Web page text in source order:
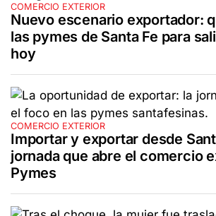
COMERCIO EXTERIOR
Nuevo escenario exportador:
las pymes de Santa Fe para
hoy
COMERCIO EXTERIOR
Importar y exportar desde
jornada que abre el comercio
Pymes